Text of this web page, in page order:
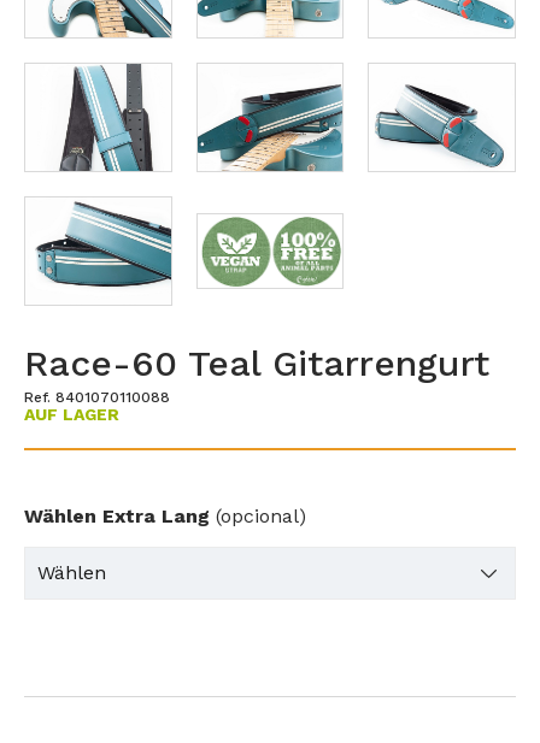
Race-60 Teal Gitarrengurt
Ref. 8401070110088
AUF LAGER
Wählen Extra Lang (opcional)